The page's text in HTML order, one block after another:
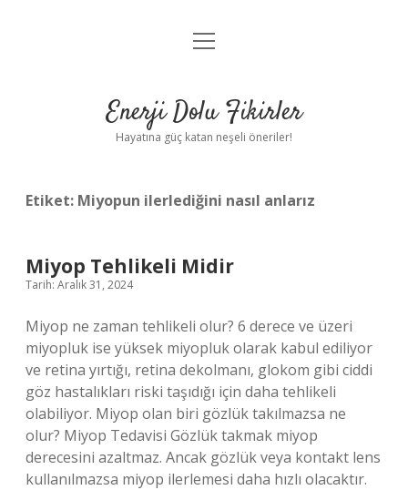
Anasayfa
Yasal Uyarı
menüyü
Enerji Dolu Fikirler
Hayatına güç katan neşeli öneriler!
Etiket: Miyopun ilerlediğini nasıl anlarız
Miyop Tehlikeli Midir
Tarih: Aralık 31, 2024
Miyop ne zaman tehlikeli olur? 6 derece ve üzeri
miyopluk ise yüksek miyopluk olarak kabul ediliyor
ve retina yırtığı, retina dekolmanı, glokom gibi ciddi
göz hastalıkları riski taşıdığı için daha tehlikeli
olabiliyor. Miyop olan biri gözlük takılmazsa ne
olur? Miyop Tedavisi Gözlük takmak miyop
derecesini azaltmaz. Ancak gözlük veya kontakt lens
kullanılmazsa miyop ilerlemesi daha hızlı olacaktır.